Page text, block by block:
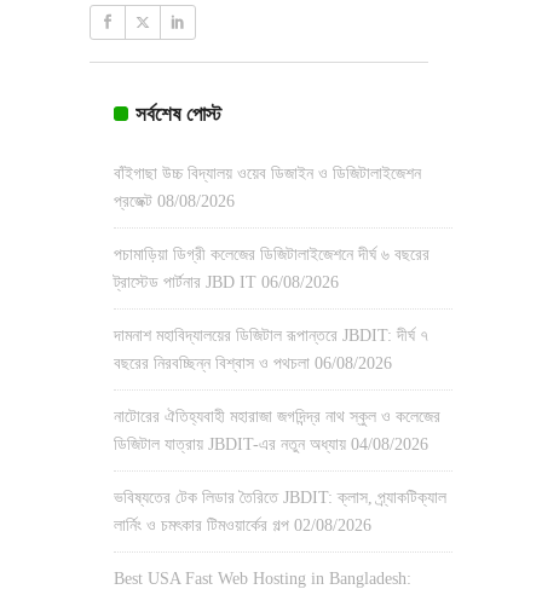
সর্বশেষ পোস্ট
বাঁইগাছা উচ্চ বিদ্যালয় ওয়েব ডিজাইন ও ডিজিটালাইজেশন
প্রজেক্ট 08/08/2026
পচামাড়িয়া ডিগ্রী কলেজের ডিজিটালাইজেশনে দীর্ঘ ৬ বছরের
ট্রাস্টেড পার্টনার JBD IT 06/08/2026
দামনাশ মহাবিদ্যালয়ের ডিজিটাল রূপান্তরে JBDIT: দীর্ঘ ৭
বছরের নিরবচ্ছিন্ন বিশ্বাস ও পথচলা 06/08/2026
নাটোরের ঐতিহ্যবাহী মহারাজা জগদিন্দ্র নাথ স্কুল ও কলেজের
ডিজিটাল যাত্রায় JBDIT-এর নতুন অধ্যায় 04/08/2026
ভবিষ্যতের টেক লিডার তৈরিতে JBDIT: ক্লাস, প্র্যাকটিক্যাল
লার্নিং ও চমৎকার টিমওয়ার্কের গল্প 02/08/2026
Best USA Fast Web Hosting in Bangladesh: